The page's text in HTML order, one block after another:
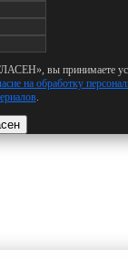
вы принимаете
на обработку
.